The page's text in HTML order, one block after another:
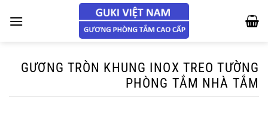
đến
GƯƠNG TRÒN KHUNG INOX TREO TƯỜNG
PHÒNG TẮM NHÀ TẮM